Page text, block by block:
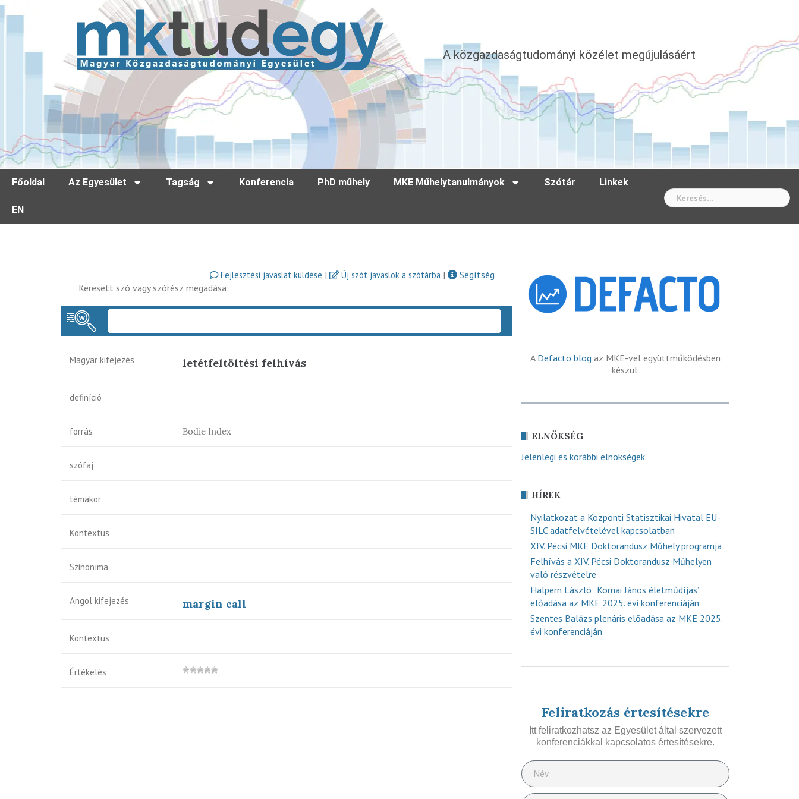
A közgazdaságtudományi közélet megújulásáért
Főoldal Az Egyesület Tagság Konferencia PhD műhely MKE Műhelytanulmányok Szótár Linkek
EN
Fejlesztési javaslat küldése | Új szót javaslok a szótárba |
Segítség
Keresett szó vagy szórész megadása:
Magyar kifejezés letétfeltöltési felhívás
definíció
forrás Bodie Index
szófaj
témakör
Kontextus
Szinoníma
Angol kifejezés margin call
Kontextus
Értékelés
A Defacto blog az MKE-vel együttműködésben
készül.
ELNÖKSÉG
Jelenlegi és korábbi elnökségek
HÍREK
Nyilatkozat a Központi Statisztikai Hivatal EU-
SILC adatfelvételével kapcsolatban
XIV. Pécsi MKE Doktorandusz Műhely programja
Felhívás a XIV. Pécsi Doktorandusz Műhelyen
való részvételre
Halpern László „Kornai János életműdíjas”
előadása az MKE 2025. évi konferenciáján
Szentes Balázs plenáris előadása az MKE 2025.
évi konferenciáján
Feliratkozás értesítésekre
Itt feliratkozhatsz az Egyesület által szervezett
konferenciákkal kapcsolatos értesítésekre.